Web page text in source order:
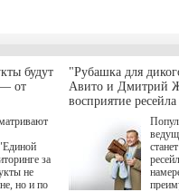
Главные
Кузьма
Жукова, а
</a>
на
духе
будут
— от
за
не
но и по
"Рубашка для
Авито и Дмитрий
восприятие ресейла